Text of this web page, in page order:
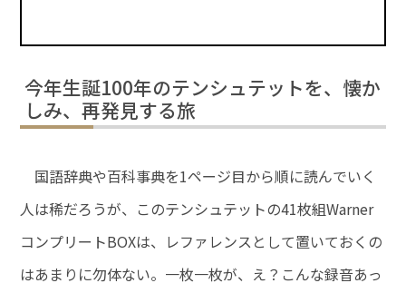
今年生誕100年のテンシュテットを、懐か
しみ、再発見する旅
国語辞典や百科事典を1ページ目から順に読んでいく
人は稀だろうが、このテンシュテットの41枚組Warner
コンプリートBOXは、レファレンスとして置いておくの
はあまりに勿体ない。一枚一枚が、え？こんな録音あっ